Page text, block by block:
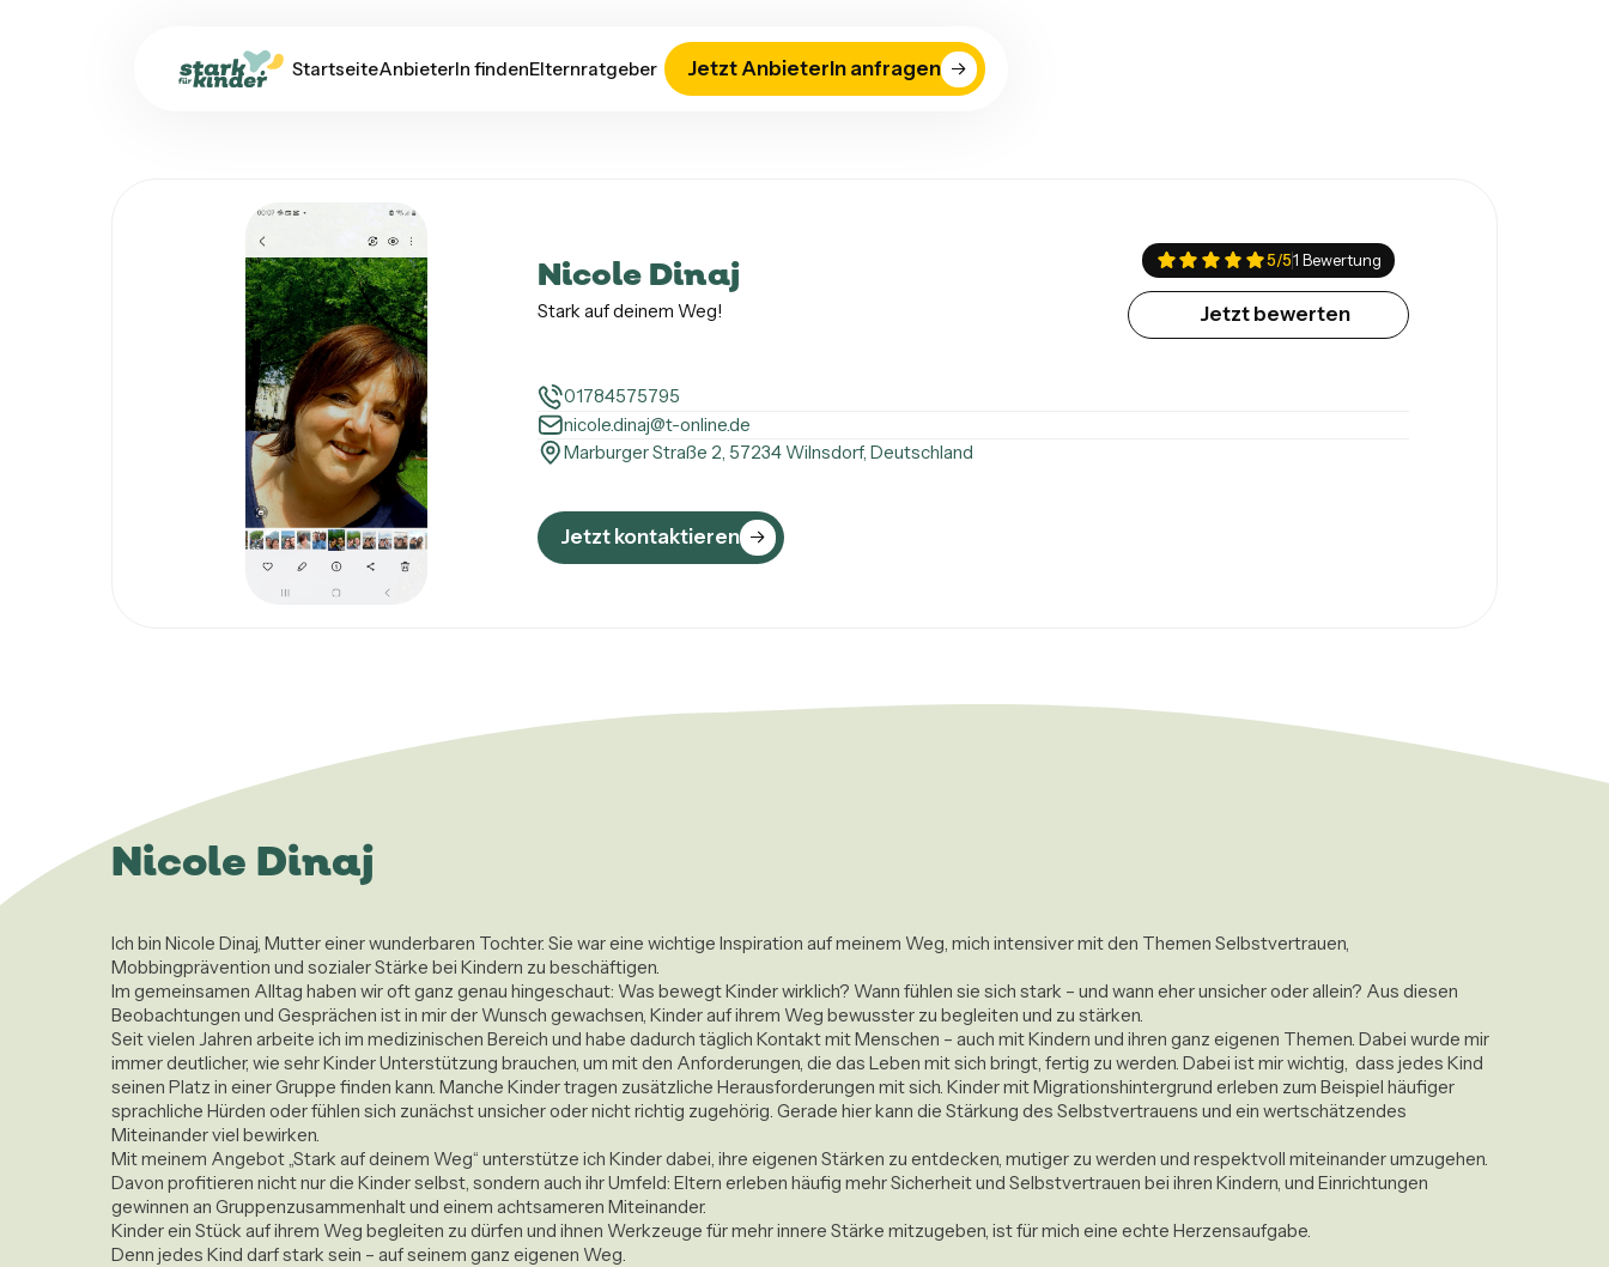
StartseiteAnbieterIn findenElternratgeber Jetzt AnbieterIn anfragen
Nicole Dinaj
Stark auf deinem Weg!
5/51 Bewertung
Jetzt bewerten
01784575795
nicole.dinaj@t-online.de
Marburger Straße 2, 57234 Wilnsdorf, Deutschland
Jetzt kontaktieren
Nicole Dinaj
Ich bin Nicole Dinaj, Mutter einer wunderbaren Tochter. Sie war eine wichtige Inspiration auf meinem Weg, mich intensiver mit den Themen Selbstvertrauen,
Mobbingprävention und sozialer Stärke bei Kindern zu beschäftigen.
Im gemeinsamen Alltag haben wir oft ganz genau hingeschaut: Was bewegt Kinder wirklich? Wann fühlen sie sich stark – und wann eher unsicher oder allein? Aus diesen
Beobachtungen und Gesprächen ist in mir der Wunsch gewachsen, Kinder auf ihrem Weg bewusster zu begleiten und zu stärken.
Seit vielen Jahren arbeite ich im medizinischen Bereich und habe dadurch täglich Kontakt mit Menschen – auch mit Kindern und ihren ganz eigenen Themen. Dabei wurde mir
immer deutlicher, wie sehr Kinder Unterstützung brauchen, um mit den Anforderungen, die das Leben mit sich bringt, fertig zu werden. Dabei ist mir wichtig,  dass jedes Kind
seinen Platz in einer Gruppe finden kann. Manche Kinder tragen zusätzliche Herausforderungen mit sich. Kinder mit Migrationshintergrund erleben zum Beispiel häufiger
sprachliche Hürden oder fühlen sich zunächst unsicher oder nicht richtig zugehörig. Gerade hier kann die Stärkung des Selbstvertrauens und ein wertschätzendes
Miteinander viel bewirken.
Mit meinem Angebot „Stark auf deinem Weg“ unterstütze ich Kinder dabei, ihre eigenen Stärken zu entdecken, mutiger zu werden und respektvoll miteinander umzugehen.
Davon profitieren nicht nur die Kinder selbst, sondern auch ihr Umfeld: Eltern erleben häufig mehr Sicherheit und Selbstvertrauen bei ihren Kindern, und Einrichtungen
gewinnen an Gruppenzusammenhalt und einem achtsameren Miteinander.
Kinder ein Stück auf ihrem Weg begleiten zu dürfen und ihnen Werkzeuge für mehr innere Stärke mitzugeben, ist für mich eine echte Herzensaufgabe.
Denn jedes Kind darf stark sein – auf seinem ganz eigenen Weg.